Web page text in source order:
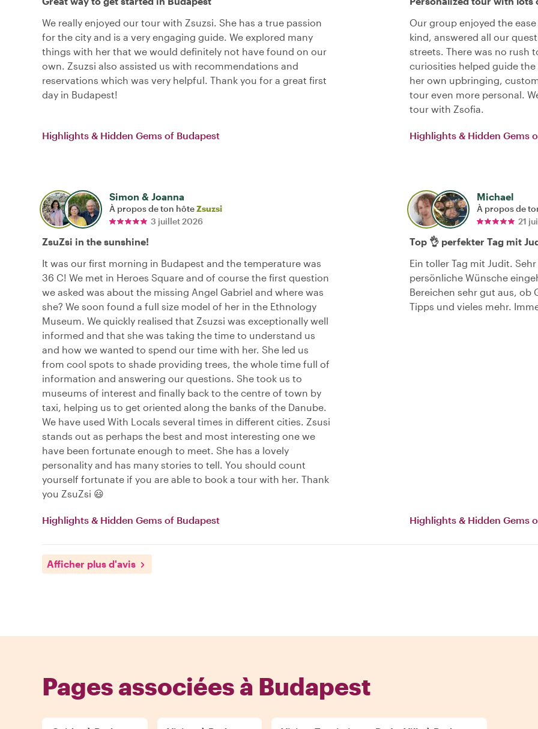
We really enjoyed our tour with Zsuzsi. She has a true passion
for the city and is a very engaging guide. We explored many
things with her that we would definitely not have found on our
own. Zsuzsi also assisted us with recommendations and
reservations which was very helpful. Thank you for a great first
day in Budapest!
Highlights & Hidden Gems of Budapest
Our group enjoyed the
kind, answered all our
streets. There was no rush
curiosities helped guide the
her own upbringing,
tour even more personal.
tour with Zsofia.
Highlights & Hidden Gems
Simon & Joanna
À propos de ton hôteZsuzsi
3 juillet 2026
ZsuZsi in the sunshine!
It was our first morning in Budapest and the temperature was
36 C! We met in Heroes Square and of course the first question
we asked was about the missing Angel Gabriel and where was
she? We soon found a full size model of her in the Ethnology
Museum. We quickly realised that Zsuzsi was exceptionally well
informed and that she was taking the time to understand us
and how we wanted to spend our time with her. She led us
from cool spots to shade providing trees, the whole time full of
information and answering our questions. She took us to
museums of interest and finally back to the centre of town by
taxi, helping us to get oriented along the banks of the Danube.
We have used With Locals several times in different cities. Zsusi
stands out as perhaps the best and most interesting one we
have been fortunate enough to meet. She has a lovely
personality and has many stories to tell. You should count
yourself fortunate if you are able to book a tour with her. Thank
you ZsuZsi 😃
Highlights & Hidden Gems of Budapest
Michael
À propos de
21
Top 👌 perfekter Tag mit
Ein toller Tag mit Judit.
persönliche Wünsche
Bereichen sehr gut aus, ob
Tipps und vieles mehr.
Highlights & Hidden Gems
Afficher plus d'avis
Pages associées à Budapest